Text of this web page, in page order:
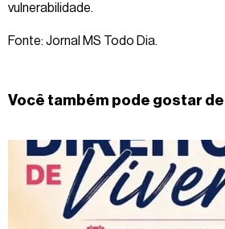
vulnerabilidade.
Fonte: Jornal MS Todo Dia.
Você também pode gostar